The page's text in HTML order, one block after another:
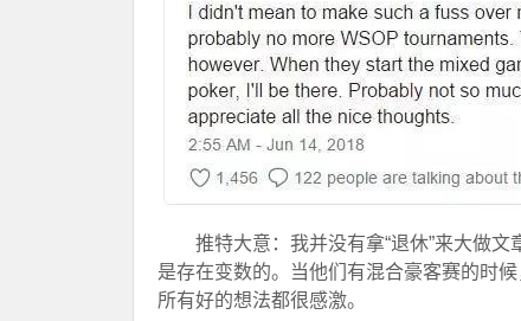
推特大意：我并没有拿“退休”来大做
是存在变数的。当他们有混合豪客赛的时
所有好的想法都很感激。